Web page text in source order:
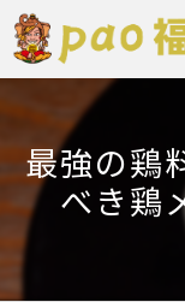
最強の鶏
べき鶏